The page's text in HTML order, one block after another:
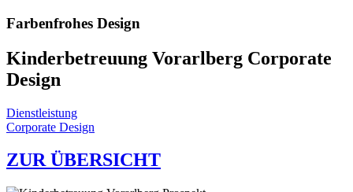
Farbenfrohes Design
Kinderbetreuung Vorarlberg Corporate
Design
Dienstleistung
Corporate Design
ZUR ÜBERSICHT